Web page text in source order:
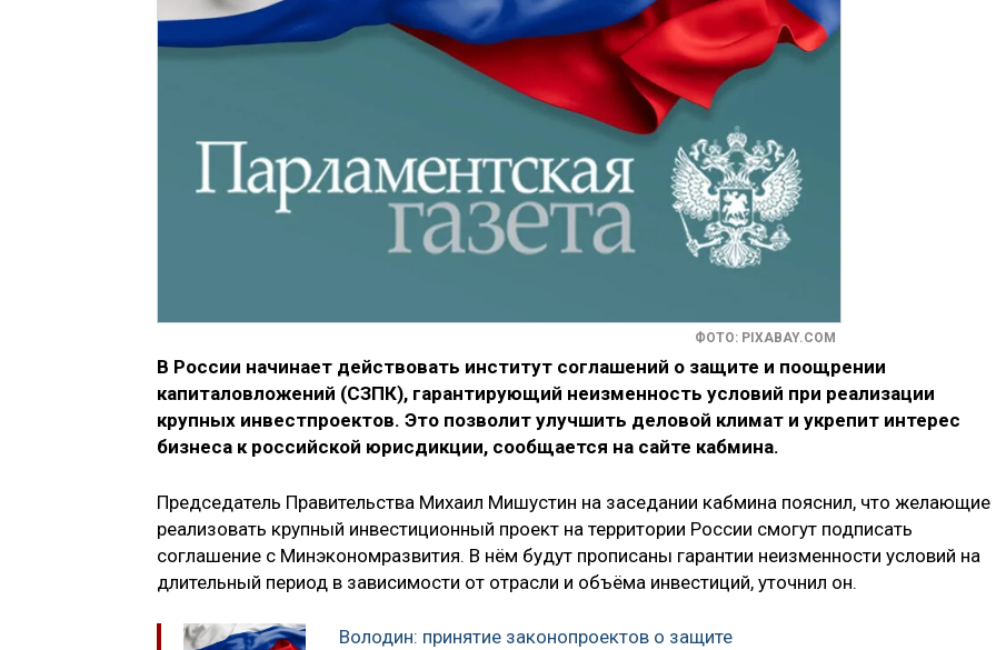
ФОТО: PIXABAY.COM
В России начинает действовать институт соглашений о защите и поощрении
капиталовложений (СЗПК), гарантирующий неизменность условий при реализации
крупных инвестпроектов. Это позволит улучшить деловой климат и укрепит интерес
бизнеса к российской юрисдикции, сообщается на сайте кабмина.
Председатель Правительства Михаил Мишустин на заседании кабмина пояснил, что желающие
реализовать крупный инвестиционный проект на территории России смогут подписать
соглашение с Минэкономразвития. В нём будут прописаны гарантии неизменности условий на
длительный период в зависимости от отрасли и объёма инвестиций, уточнил он.
Володин: принятие законопроектов о защите